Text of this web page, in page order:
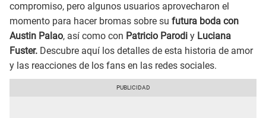
compromiso, pero algunos usuarios aprovecharon el
momento para hacer bromas sobre su futura boda con
Austin Palao, así como con Patricio Parodi y Luciana
Fuster. Descubre aquí los detalles de esta historia de amor
y las reacciones de los fans en las redes sociales.